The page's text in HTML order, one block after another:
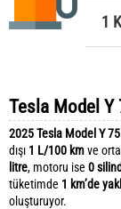
1
Tesla Model Y
2025 Tesla Model Y
dışı 1 L/100 kmve
litre, motoru ise 0
tüketimde 1 km’de
oluşturuyor.